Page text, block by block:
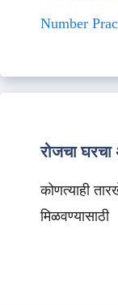
Number
रोजचा
कोणत्याही
मिळवण्यासाठी